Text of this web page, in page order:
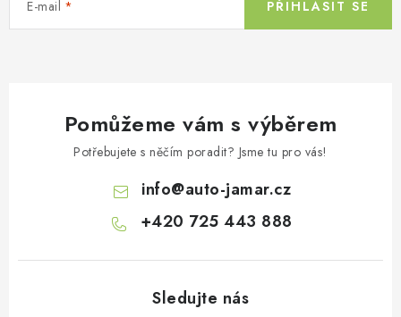
E-mail PŘIHLÁSIT SE
Pomůžeme vám s výběrem
Potřebujete s něčím poradit? Jsme tu pro vás!
info@auto-jamar.cz
+420 725 443 888